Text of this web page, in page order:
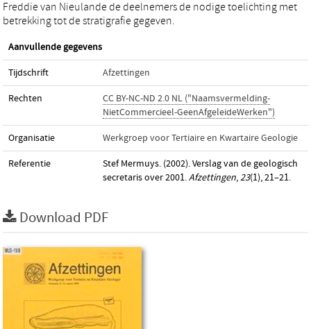
Freddie van Nieulande de deelnemers de nodige toelichting met
betrekking tot de stratigrafie gegeven.
Aanvullende gegevens
Tijdschrift Afzettingen
Rechten
CC BY-NC-ND 2.0 NL ("Naamsvermelding-
NietCommercieel-GeenAfgeleideWerken")
Organisatie Werkgroep voor Tertiaire en Kwartaire Geologie
Referentie
Stef Mermuys. (2002). Verslag van de geologisch
secretaris over 2001.Afzettingen,23(1), 21–21.
Download PDF